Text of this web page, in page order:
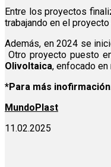
Entre los proyectos
trabajando en el
Además, en 2024 se
Otro proyecto puesto
Olivoltaica, enfocado
*Para más
MundoPlast
11.02.2025